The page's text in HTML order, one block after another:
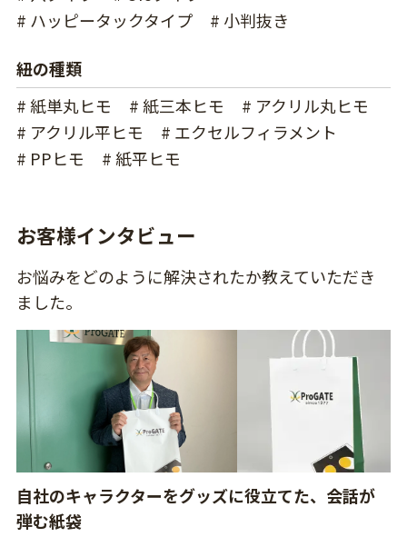
# ハッピータックタイプ
# 小判抜き
紐の種類
# 紙単丸ヒモ
# 紙三本ヒモ
# アクリル丸ヒモ
# アクリル平ヒモ
# エクセルフィラメント
# PPヒモ
# 紙平ヒモ
お客様インタビュー
お悩みをどのように解決されたか教えていただき
ました。
自社のキャラクターをグッズに役立てた、会話が
弾む紙袋